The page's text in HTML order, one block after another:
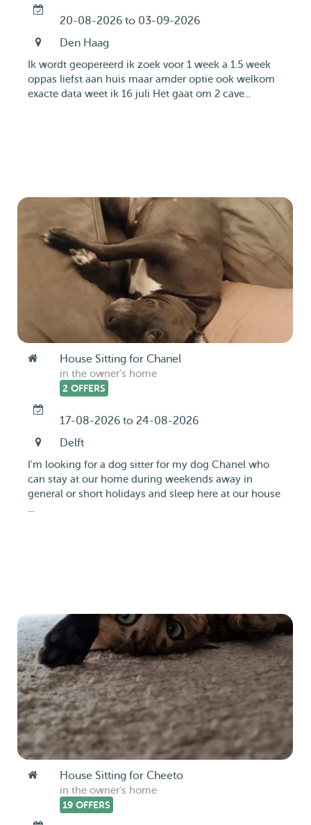
20-08-2026 to 03-09-2026
Den Haag
Ik wordt geopereerd ik zoek voor 1 week a 1.5 week
oppas liefst aan huis maar amder optie ook welkom
exacte data weet ik 16 juli Het gaat om 2 cave...
House Sitting for Chanel
in the owner's home
2 OFFERS
17-08-2026 to 24-08-2026
Delft
I'm looking for a dog sitter for my dog Chanel who
can stay at our home during weekends away in
general or short holidays and sleep here at our house
...
House Sitting for Cheeto
in the owner's home
19 OFFERS